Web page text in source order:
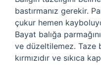
bastırmanız gerekir.
çukur hemen
Bayat balığa
ve düzeltilemez. Taze
kırmızıdır ve sıkıca